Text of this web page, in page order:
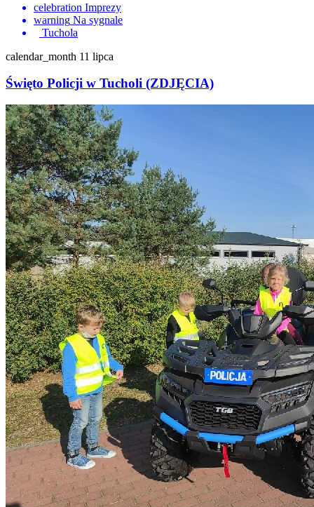
celebration Imprezy
warning Na sygnale
Tuchola
calendar_month 11 lipca
Święto Policji w Tucholi (ZDJĘCIA)